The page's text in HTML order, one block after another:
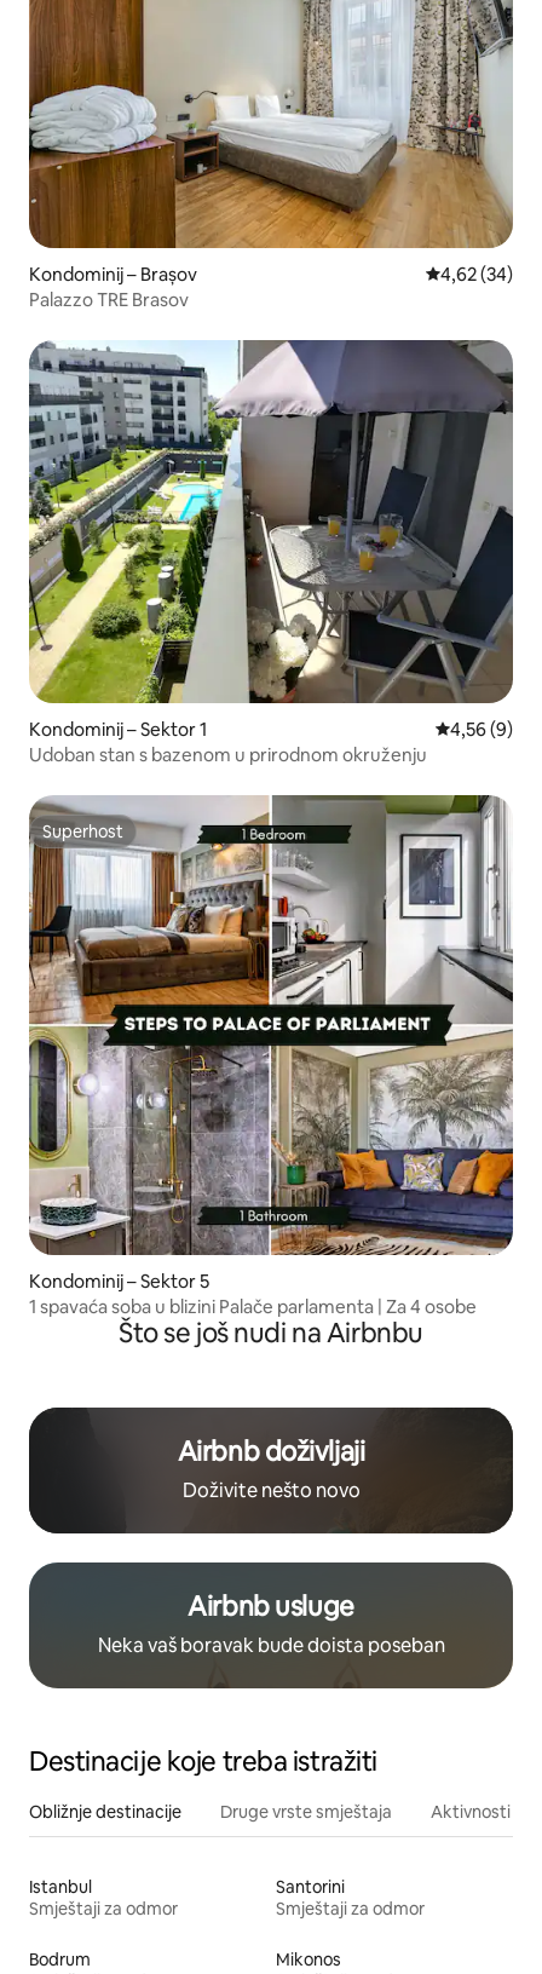
Kondominij – Brașov Prosječna
4,62 (34)
Palazzo TRE Brasov
Kondominij – Sektor 1 Prosječna
4,56 (9)
Udoban stan s bazenom u prirodnom okruženju
Superhost
Superhost
Kondominij – Sektor 5
1 spavaća soba u blizini Palače parlamenta | Za 4 osobe
Što se još nudi na Airbnbu
Airbnb doživljaji
Doživite nešto novo
Airbnb usluge
Neka vaš boravak bude doista poseban
Destinacije koje treba istražiti
Obližnje destinacije Druge vrste smještaja Aktivnosti
Istanbul
Smještaji za odmor
Santorini
Smještaji za odmor
Bodrum
Mikonos